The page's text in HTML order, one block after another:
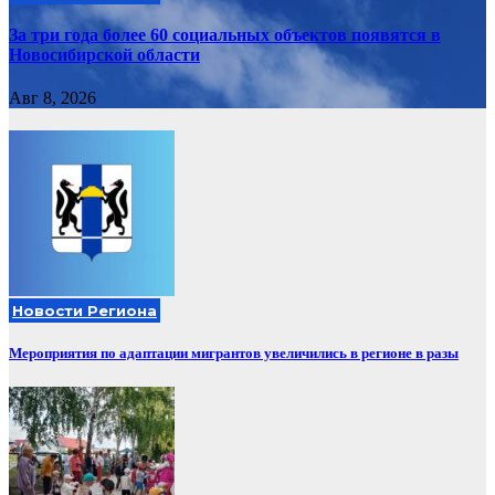
За три года более 60 социальных объектов появятся в
Новосибирской области
Авг 8, 2026
Новости Региона
Мероприятия по адаптации мигрантов увеличились в регионе в разы